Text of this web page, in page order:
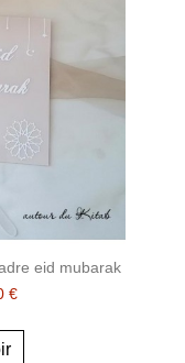
eid mubarak
€